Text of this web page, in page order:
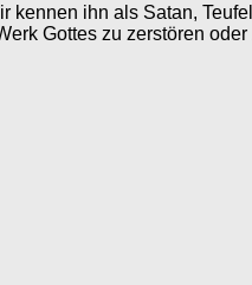
kennen ihn als Satan,
Gottes zu zerstören